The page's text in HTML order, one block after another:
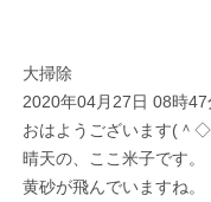
大掃除
2020年04月27日 08時47
おはようございます(＾
晴天の、ここ米子です。
黄砂が飛んでいますね。